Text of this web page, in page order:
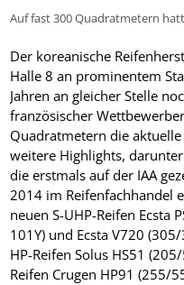
Auf fast 300 Quadratmetern
Der koreanische
Halle 8 an prominentem
Jahren an gleicher Stelle
französischer
Quadratmetern die
weitere Highlights,
die erstmals auf der IAA
2014 im Reifenfachhandel
neuen S-UHP-Reifen Ecsta
101Y) und Ecsta V720
HP-Reifen Solus HS51
Reifen Crugen HP91 (255/